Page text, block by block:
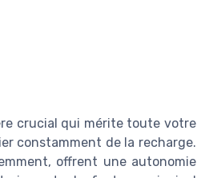
crucial qui mérite toute votre
constamment de la recharge.
offrent une autonomie